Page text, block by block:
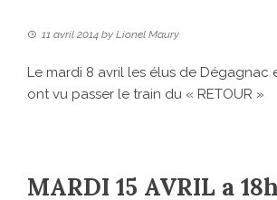
11 avril 2014 by Lionel Maury
Le mardi 8 avril les élus de Dégagnac
ont vu passer le train du « RETOUR »
MARDI 15 AVRIL a